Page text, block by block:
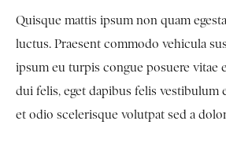
Quisque mattis ipsum non quam
luctus. Praesent commodo vehicula
ipsum eu turpis congue posuere vitae
dui felis, eget dapibus felis vestibulum
et odio scelerisque volutpat sed a